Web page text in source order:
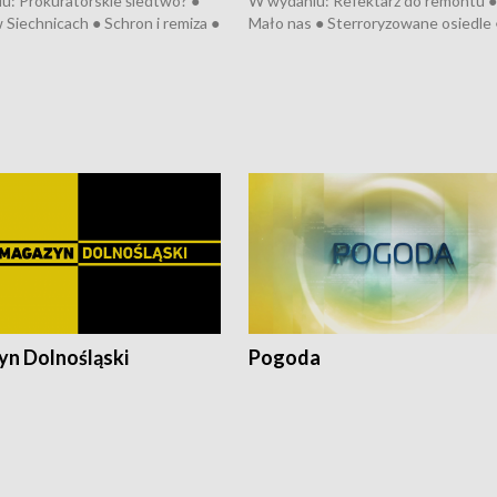
Siechnicach ● Schron i remiza ●
Mało nas ● Sterroryzowane osiedle
Dolnośląski Pogoda